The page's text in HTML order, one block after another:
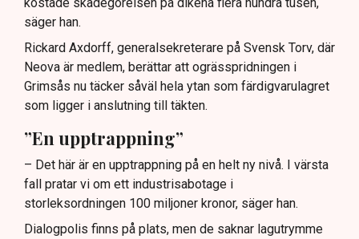
säger han.
Rickard Axdorff, generalsekreterare på Svensk Torv, där
Neova är medlem, berättar att ogrässpridningen i
Grimsås nu täcker såväl hela ytan som färdigvarulagret
som ligger i anslutning till täkten.
”En upptrappning”
– Det här är en upptrappning på en helt ny nivå. I värsta
fall pratar vi om ett industrisabotage i
storleksordningen 100 miljoner kronor, säger han.
Dialogpolis finns på plats, men de saknar lagutrymme